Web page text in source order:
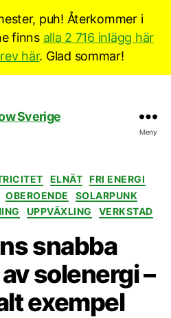
puh! Återkommer i
finns alla 2 716 inlägg här
här. Glad sommar!
Meny
Kategorier
ELNÄT
FRI ENERGI
OBEROENDE
SOLARPUNK
UPPVÄXLING VERKSTAD
snabba
solenergi –
exempel